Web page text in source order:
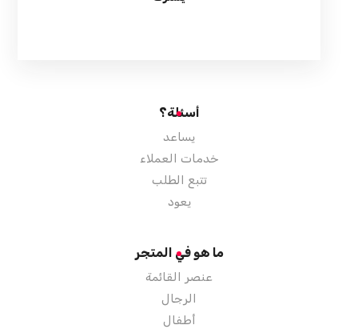
أسئلة؟
يساعد
خدمات العملاء
تتبع الطلب
يعود
ما هو في المتجر
عنصر القائمة
الرجال
أطفال